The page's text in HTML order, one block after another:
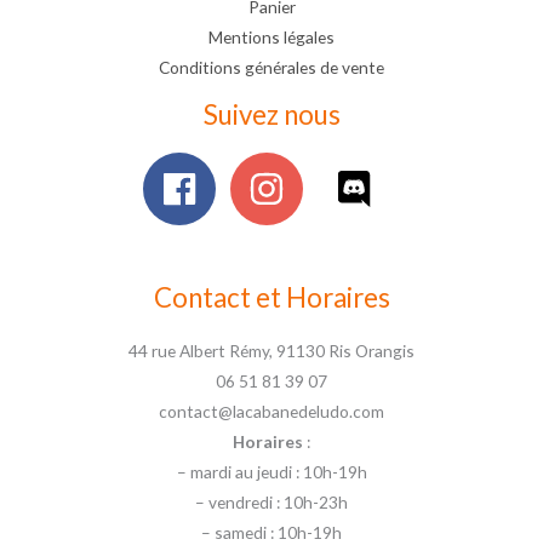
Panier
Mentions légales
Conditions générales de vente
Suivez nous
Contact et Horaires
44 rue Albert Rémy, 91130 Ris Orangis
06 51 81 39 07
contact@lacabanedeludo.com
Horaires :
– mardi au jeudi : 10h-19h
– vendredi : 10h-23h
– samedi : 10h-19h